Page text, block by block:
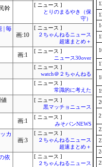
幹
[ ニュース ]
とりのまるやき（保
守）
| 毎
画:10
[ ニュース ]
２ちゃんねるニュース
超速まとめ＋
画:1
[ ニュース ]
ニュース30over
[ ニュース ]
watch＠２ちゃんねる
[ ニュース ]
常識的に考えた
[ ニュース ]
黒マッチョニュース
画:1
[ ニュース ]
みそパンNEWS
カ
画:3
[ ニュース ]
２ちゃんねるニュース
超速まとめ＋
依
[ ニュース ]
２ちゃんねるニュース